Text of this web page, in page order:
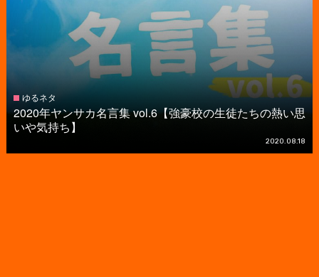
ゆるネタ
2020年ヤンサカ名言集 vol.6【強豪校の生徒たちの熱い思
いや気持ち】
2020.08.18